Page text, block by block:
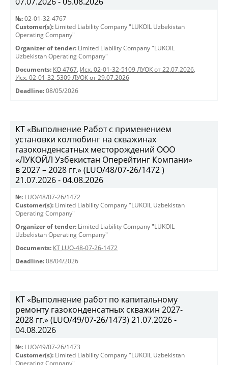
№: 02-01-32-4767
Customer(s): Limited Liability Company "LUKOIL Uzbekistan
Operating Company"
Organizer of tender: Limited Liability Company "LUKOIL
Uzbekistan Operating Company"
Documents: КО 4767, Исх. 02-01-32-5109 ЛУОК от 22.07.2026,
Исх. 02-01-32-5309 ЛУОК от 29.07.2026
Deadline: 08/05/2026
КТ «Выполнение Работ с применением
установки колтюбинг на скважинах
газоконденсатных месторождений ООО
«ЛУКОЙЛ Узбекистан Оперейтинг Компани»
в 2027 – 2028 гг.» (LUO/48/07-26/1472 )
21.07.2026 - 04.08.2026
№: LUO/48/07-26/1472
Customer(s): Limited Liability Company "LUKOIL Uzbekistan
Operating Company"
Organizer of tender: Limited Liability Company "LUKOIL
Uzbekistan Operating Company"
Documents: КТ LUO-48-07-26-1472
Deadline: 08/04/2026
КТ «Выполнение работ по капитальному
ремонту газоконденсатных скважин 2027-
2028 гг.» (LUO/49/07-26/1473) 21.07.2026 -
04.08.2026
№: LUO/49/07-26/1473
Customer(s): Limited Liability Company "LUKOIL Uzbekistan
Operating Company"